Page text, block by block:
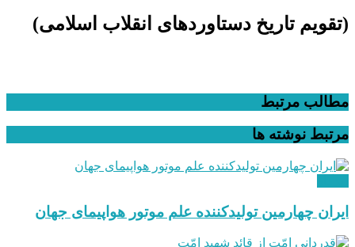
(تقویم تاریخ دستاوردهای انقلاب اسلامی​)
مطالب مرتبط
مرتبط نوشته ها
ایران چهارمین تولیدکننده علم موتور هواپیمای جهان